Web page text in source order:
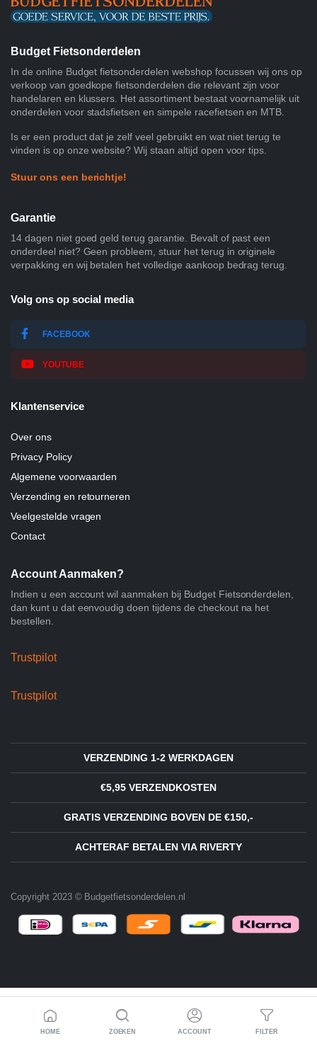
Budget Fietsonderdelen
In de online Budget fietsonderdelen webshop focussen wij ons op
verkoop van goedkope fietsonderdelen die relevant zijn voor
handelaren en klussers. Het assortiment bestaat voornamelijk uit
onderdelen voor stadsfietsen en simpele racefietsen en MTB.
Is er een product dat je zelf veel gebruikt en wat niet terug te
vinden is op onze website? Wij staan altijd open voor tips.
Stuur ons een berichtje!
Garantie
14 dagen niet goed geld terug garantie. Bevalt of past een
onderdeel niet? Geen probleem, stuur het terug in originele
verpakking en wij betalen het volledige aankoop bedrag terug.
Volg ons op social media
FACEBOOK
YOUTUBE
Klantenservice
Over ons
Privacy Policy
Algemene voorwaarden
Verzending en retourneren
Veelgestelde vragen
Contact
Account Aanmaken?
Indien u een account wil aanmaken bij Budget Fietsonderdelen,
dan kunt u dat eenvoudig doen tijdens de checkout na het
bestellen.
Trustpilot
Trustpilot
VERZENDING 1-2 WERKDAGEN
€5,95 VERZENDKOSTEN
GRATIS VERZENDING BOVEN DE €150,-
ACHTERAF BETALEN VIA RIVERTY
Copyright 2023 © Budgetfietsonderdelen.nl
HOME ZOEKEN ACCOUNT FILTER